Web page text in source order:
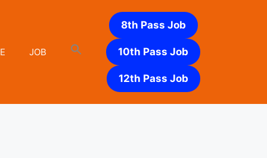
JOB
8th Pass Job
10th Pass Job
12th Pass Job